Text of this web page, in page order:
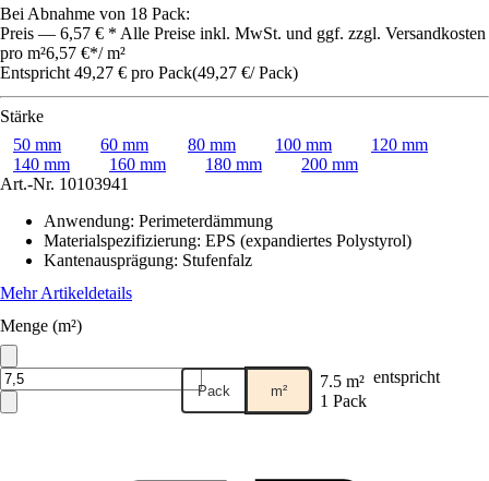
Bei Abnahme von 18 Pack:
Preis — 6,57 € * Alle Preise inkl. MwSt. und ggf. zzgl. Versandkosten
pro m²6,57 €*/ m²
Entspricht 49,27 € pro Pack(49,27 €/ Pack)
Stärke
50 mm
60 mm 80 mm 100 mm
120 mm
140 mm
160 mm 180 mm
200 mm
Art.-Nr. 10103941
Anwendung: Perimeterdämmung
Materialspezifizierung: EPS (expandiertes Polystyrol)
Kantenausprägung: Stufenfalz
Mehr Artikeldetails
Menge (m²)
Pack m² 7.5 m² entspricht
1 Pack